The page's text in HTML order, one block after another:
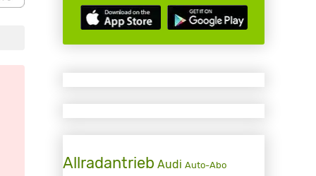
Allradantrieb Audi Auto-Abo